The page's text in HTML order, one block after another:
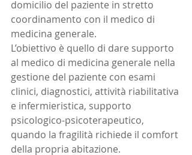
domicilio del paziente in stretto
coordinamento con il medico di
medicina generale.
L’obiettivo è quello di dare supporto
al medico di medicina generale nella
gestione del paziente con esami
clinici, diagnostici, attività riabilitativa
e infermieristica, supporto
psicologico-psicoterapeutico,
quando la fragilità richiede il comfort
della propria abitazione.